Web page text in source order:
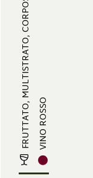
FRUTTATO, MULTISTRATO, CORPOSO, S...VINO ROSSO